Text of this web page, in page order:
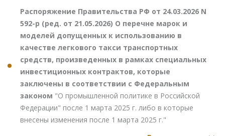
Распоряжение Правительства РФ от 24.03.2026 N
592-р (ред. от 21.05.2026) О перечне марок и
моделей допущенных к использованию в
качестве легкового такси транспортных
средств, произведенных в рамках специальных
инвестиционных контрактов, которые
заключены в соответствии с Федеральным
законом "О промышленной политике в Российской
Федерации" после 1 марта 2025 г. либо в которые
внесены изменения после 1 марта 2025 г."